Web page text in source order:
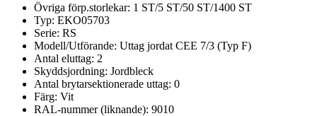
Övriga förp.storlekar: 1 ST/5 ST/50 ST/1400 ST
Typ: EKO05703
Serie: RS
Modell/Utförande: Uttag jordat CEE 7/3 (Typ F)
Antal eluttag: 2
Skyddsjordning: Jordbleck
Antal brytarsektionerade uttag: 0
Färg: Vit
RAL-nummer (liknande): 9010